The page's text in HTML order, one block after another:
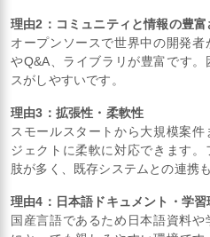
理由2：コミュニティと情報の豊富
オープンソースで世界中の開発
やQ&A、ライブラリが豊富です
スがしやすいです。
理由3：拡張性・柔軟性
スモールスタートから大規模案
ジェクトに柔軟に対応できます
肢が多く、既存システムとの連携
理由4：日本語ドキュメント・学習
国産言語であるため日本語資料